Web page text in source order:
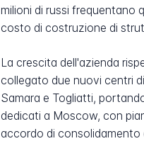
milioni di russi
costo di costruzione di
La crescita dell'azienda
collegato due nuovi centri
Samara e Togliatti,
dedicati a Moscow, con
accordo di consolidamento